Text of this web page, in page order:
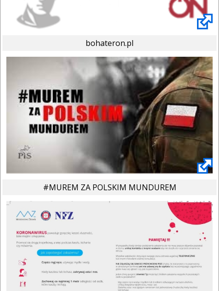
bohateron.pl
#MUREM ZA POLSKIM MUNDUREM